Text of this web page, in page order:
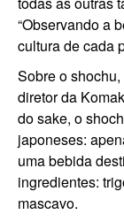
“Observando a
cultura de cada
Sobre o
diretor da
do sake, o
japoneses:
uma bebida
ingredientes:
mascavo.